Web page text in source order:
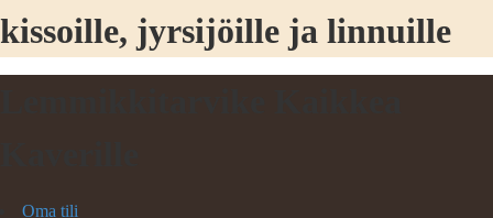
kissoille, jyrsijöille ja linnuille
Oma tili